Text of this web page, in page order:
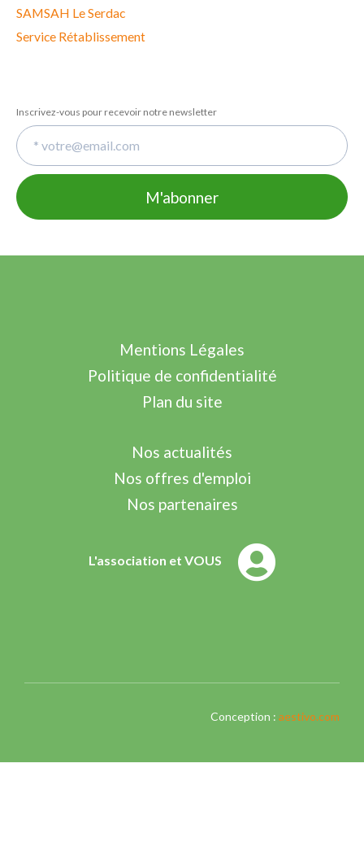
SAMSAH Le Serdac
Service Rétablissement
Inscrivez-vous pour recevoir notre newsletter
Mentions Légales
Politique de confidentialité
Plan du site
Nos actualités
Nos offres d'emploi
Nos partenaires
L'association et VOUS
Conception : aestivo.com